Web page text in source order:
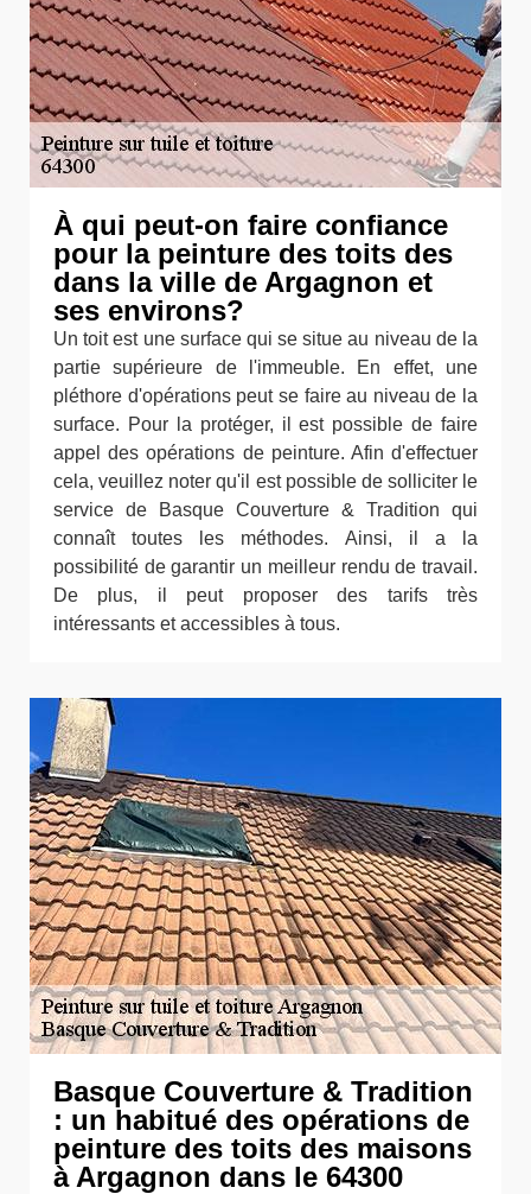
À qui peut-on faire confiance
pour la peinture des toits des
dans la ville de Argagnon et
ses environs?
Un toit est une surface qui se situe au niveau de la
partie supérieure de l'immeuble. En effet, une
pléthore d'opérations peut se faire au niveau de la
surface. Pour la protéger, il est possible de faire
appel des opérations de peinture. Afin d'effectuer
cela, veuillez noter qu'il est possible de solliciter le
service de Basque Couverture & Tradition qui
connaît toutes les méthodes. Ainsi, il a la
possibilité de garantir un meilleur rendu de travail.
De plus, il peut proposer des tarifs très
intéressants et accessibles à tous.
Basque Couverture & Tradition
: un habitué des opérations de
peinture des toits des maisons
à Argagnon dans le 64300